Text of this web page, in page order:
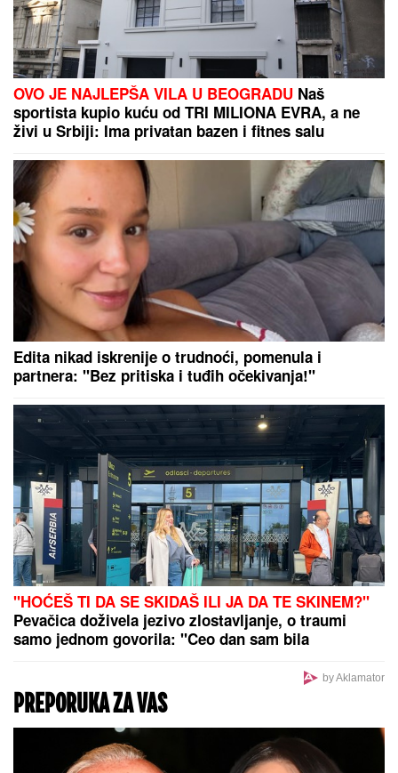
(FOTO) AUTO ZGUŽVAN KAO LIMENKA, TOČAK
ODLETEO!
Prve slike užasa kod Jasenovika:
Dramatični prizori sa lica mesta, sumnja se da ima
povređenih
Auto na suncu postaje rerna: Evo šta
nikako ne smete da ostavljate u
kolima tokom vrućina